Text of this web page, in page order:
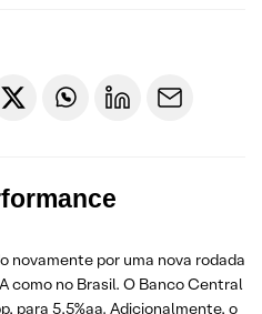
novamente por uma nova rodada
como no Brasil. O Banco Central
para 5,5%aa. Adicionalmente, o